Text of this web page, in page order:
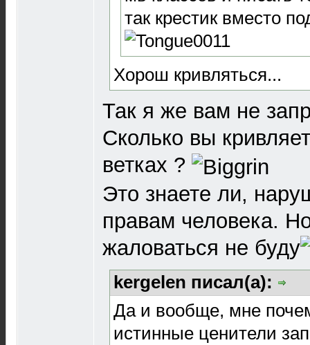
так крестик вместо
Хорош кривляться...
Так я же вам не
Сколько вы
ветках ?
Это знаете ли,
правам человека.
жаловаться не буду
kergelen писал(а):
Да и вообще, мне
истинные ценители